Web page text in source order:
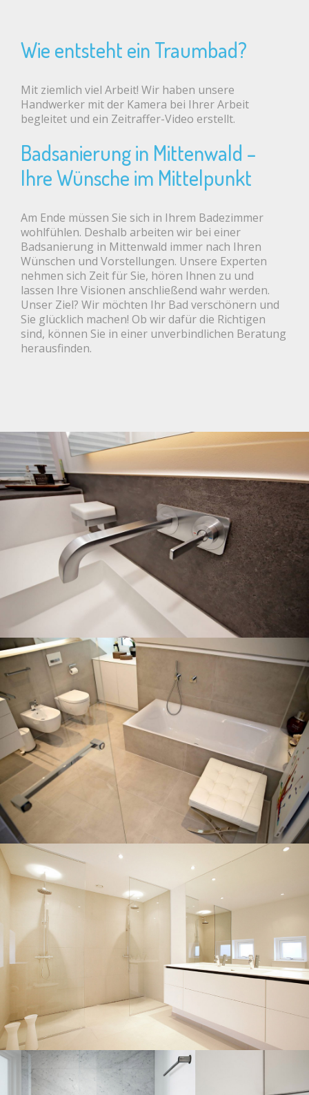
Wie entsteht ein Traumbad?
Mit ziemlich viel Arbeit! Wir haben unsere
Handwerker mit der Kamera bei Ihrer Arbeit
begleitet und ein Zeitraffer-Video erstellt.
Badsanierung in Mittenwald –
Ihre Wünsche im Mittelpunkt
Am Ende müssen Sie sich in Ihrem Badezimmer
wohlfühlen. Deshalb arbeiten wir bei einer
Badsanierung in Mittenwald immer nach Ihren
Wünschen und Vorstellungen. Unsere Experten
nehmen sich Zeit für Sie, hören Ihnen zu und
lassen Ihre Visionen anschließend wahr werden.
Unser Ziel? Wir möchten Ihr Bad verschönern und
Sie glücklich machen! Ob wir dafür die Richtigen
sind, können Sie in einer unverbindlichen Beratung
herausfinden.